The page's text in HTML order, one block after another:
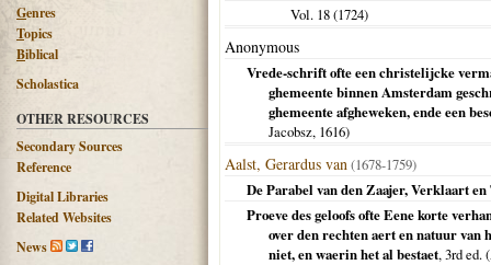
Genres
Topics
Biblical
Scholastica
OTHER RESOURCES
Secondary Sources
Reference
Digital Libraries
Related Websites
News
Vol. 18 (1724)
Anonymous
Vrede-schrift ofte een christelijcke
ghemeente binnen Amsterdam
ghemeente afgheweken, ende een
Jacobsz, 1616)
Aalst, Gerardus van(1678-1759)
De Parabel van den Zaajer, Verklaart
Proeve des geloofs ofte Eene korte
over den rechten aert en natuur van
niet, en waerin het al bestaet, 3rd ed. (